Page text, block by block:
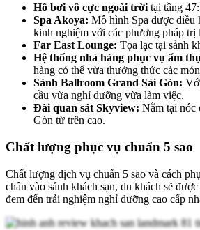
Hồ bơi vô cực ngoài trời tại tầng
Spa Akoya: Mô hình Spa được điều
kinh nghiệm với các phương pháp trị
Far East Lounge: Tọa lạc tại sảnh
Hệ thống nhà hàng phục vụ ẩm
hàng có thể vừa thưởng thức các
Sảnh Ballroom Grand Sài Gòn:
cầu vừa nghỉ dưỡng vừa làm việc.
Đài quan sát Skyview: Nằm tại nóc
Gòn từ trên cao.
Chất lượng phục vụ chuẩn 5 sao
Chất lượng dịch vụ chuẩn 5 sao và cách
chân vào sảnh khách sạn, du khách sẽ
đem đến trải nghiệm nghỉ dưỡng cao cấp